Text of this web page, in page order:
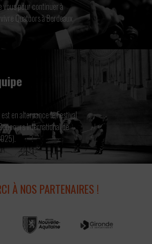
vous pour continuer à
Quatuors à Bordeaux
en alternance le Festival
International de
À NOS PARTENAIRES !